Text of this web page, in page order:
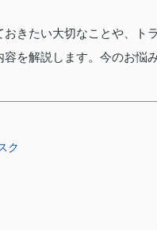
きたい大切なことや、ト
を解説します。今のお悩
ク